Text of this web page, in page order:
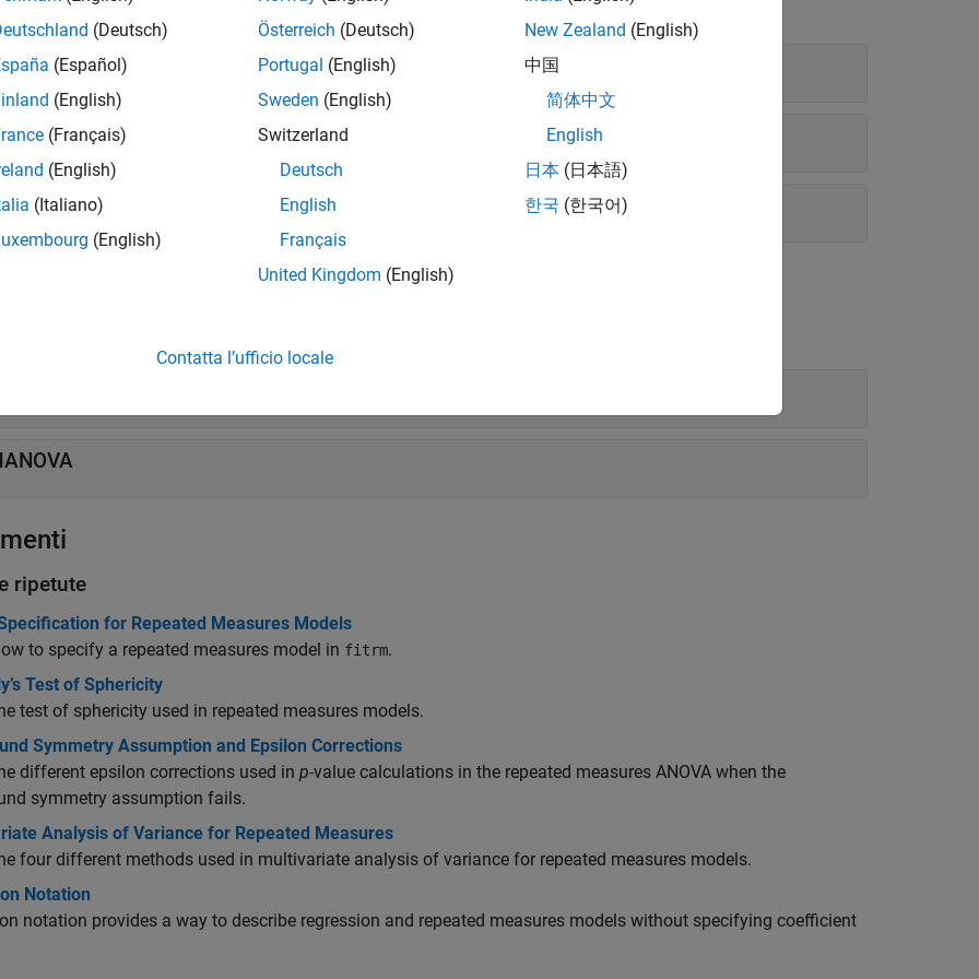
a misure ripetute utilizzando l'oggetto RepeatedMeasures
della MANOVA utilizzando l'oggetto
della MANOVA senza utilizzo dell'oggetto
ripetute
for Repeated Measures Models
to specify a repeated measures model in fitrm.
Test of Sphericity
test of sphericity used in repeated measures models.
Symmetry Assumption and Epsilon Corrections
different epsilon corrections used in p-value calculations in the repeated measures ANOVA when the
symmetry assumption fails.
Analysis of Variance for Repeated Measures
four different methods used in multivariate analysis of variance for repeated measures models.
Notation
notation provides a way to describe regression and repeated measures models without specifying coefficient
(Deutsch)
(Español)
(English)
(Français)
(English)
(Italiano)
(English)
Österreich (Deutsch)
Portugal (English)
Sweden (English)
Switzerland
Deutsch
English
Français
United Kingdom (English)
New Zealand (English)
中国
简体中文
English
日本 (日本語)
한국 (한국어)
Contatta l’ufficio locale